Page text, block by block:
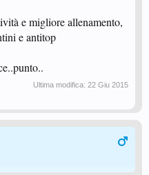
e migliore allenamento,
e antitop
Ultima modifica: 22 Giu 2015